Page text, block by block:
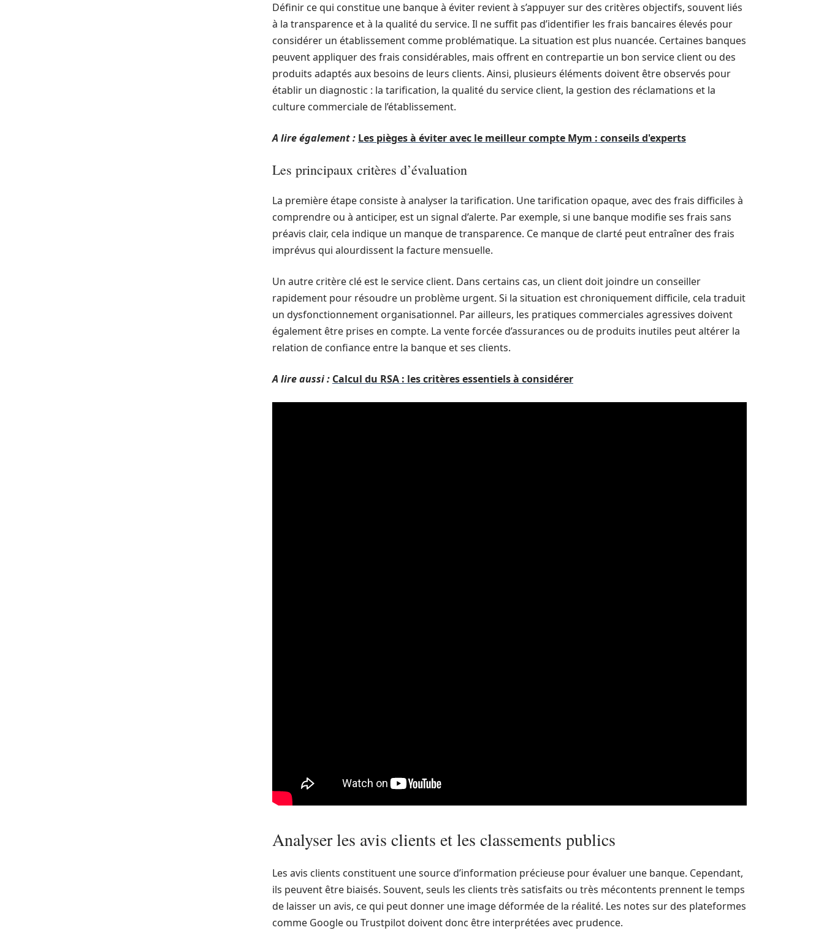
Définir ce qui constitue une banque à éviter revient à s’appuyer sur des critères objectifs, souvent liés
à la transparence et à la qualité du service. Il ne suffit pas d’identifier les frais bancaires élevés pour
considérer un établissement comme problématique. La situation est plus nuancée. Certaines banques
peuvent appliquer des frais considérables, mais offrent en contrepartie un bon service client ou des
produits adaptés aux besoins de leurs clients. Ainsi, plusieurs éléments doivent être observés pour
établir un diagnostic : la tarification, la qualité du service client, la gestion des réclamations et la
culture commerciale de l’établissement.
A lire également : Les pièges à éviter avec le meilleur compte Mym : conseils d'experts
Les principaux critères d’évaluation
La première étape consiste à analyser la tarification. Une tarification opaque, avec des frais difficiles à
comprendre ou à anticiper, est un signal d’alerte. Par exemple, si une banque modifie ses frais sans
préavis clair, cela indique un manque de transparence. Ce manque de clarté peut entraîner des frais
imprévus qui alourdissent la facture mensuelle.
Un autre critère clé est le service client. Dans certains cas, un client doit joindre un conseiller
rapidement pour résoudre un problème urgent. Si la situation est chroniquement difficile, cela traduit
un dysfonctionnement organisationnel. Par ailleurs, les pratiques commerciales agressives doivent
également être prises en compte. La vente forcée d’assurances ou de produits inutiles peut altérer la
relation de confiance entre la banque et ses clients.
A lire aussi : Calcul du RSA : les critères essentiels à considérer
Analyser les avis clients et les classements publics
Les avis clients constituent une source d’information précieuse pour évaluer une banque. Cependant,
ils peuvent être biaisés. Souvent, seuls les clients très satisfaits ou très mécontents prennent le temps
de laisser un avis, ce qui peut donner une image déformée de la réalité. Les notes sur des plateformes
comme Google ou Trustpilot doivent donc être interprétées avec prudence.